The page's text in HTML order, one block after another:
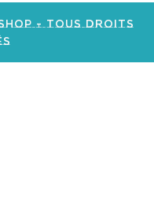
- Tous Droits